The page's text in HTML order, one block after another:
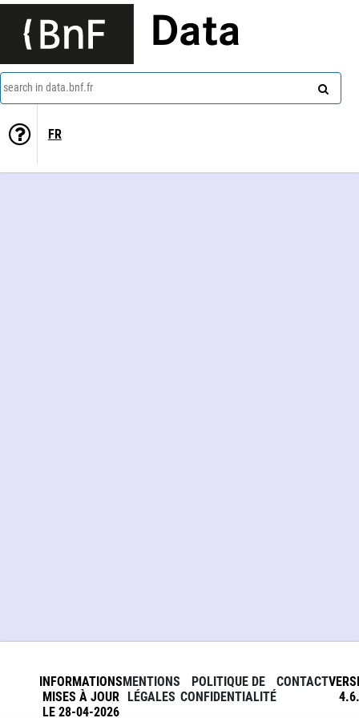
Data
search in data.bnf.fr
FR
INFORMATIONS
MISES À JOUR
LE 28-04-2026
MENTIONS
LÉGALES
POLITIQUE DE
CONFIDENTIALITÉ
CONTACT